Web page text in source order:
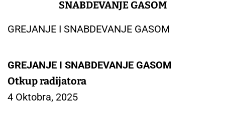
SNABDEVANJE GASOM
GREJANJE I SNABDEVANJE GASOM
GREJANJE I SNABDEVANJE GASOM
Otkup radijatora
4 Oktobra, 2025